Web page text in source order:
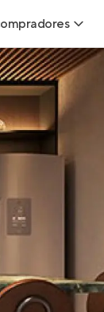
um imóvel
seu Poder
x Alugar
do INCC
de
um